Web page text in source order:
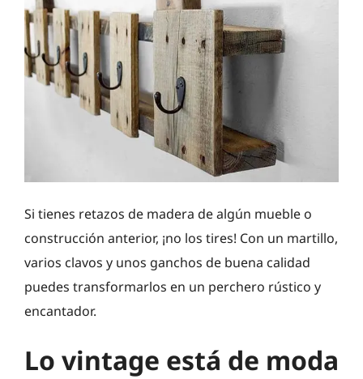
Si tienes retazos de madera de algún mueble o
construcción anterior, ¡no los tires! Con un martillo,
varios clavos y unos ganchos de buena calidad
puedes transformarlos en un perchero rústico y
encantador.
Lo vintage está de moda